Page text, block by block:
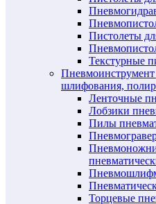
Пистолеты
Текстурные
Пневмоинструмент
шлифования,
Ленточные
Лобзики
Пилы
Торцевые